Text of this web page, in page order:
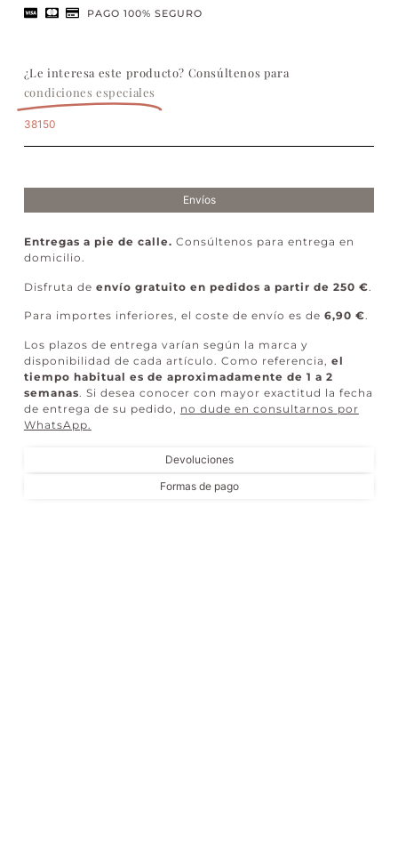
PAGO 100% SEGURO
¿Le interesa este producto? Consúltenos para
condiciones especiales
38150
Envíos
Devoluciones
Formas de pago
Entregas a pie de calle. Consúltenos para entrega en
domicilio.
Disfruta de envío gratuito en pedidos a partir de 250 €
Para importes inferiores, el coste de envío es de 6,90 €.
Los plazos de entrega varían según la marca y
disponibilidad de cada artículo. Como referencia, el
tiempo habitual es de aproximadamente de 1 a 2
semanas . Si desea conocer con mayor exactitud la fecha
de entrega de su pedido, no dude en consultarnos por
WhatsApp